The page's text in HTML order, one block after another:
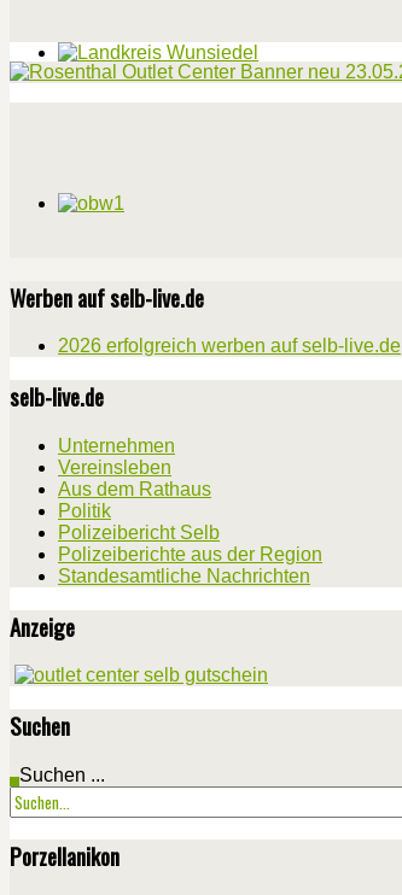
Werben auf selb-live.de
2026 erfolgreich werben auf selb-live.de
selb-live.de
Unternehmen
Vereinsleben
Aus dem Rathaus
Politik
Polizeibericht Selb
Polizeiberichte aus der Region
Standesamtliche Nachrichten
Anzeige
Suchen
Suchen ...
Porzellanikon